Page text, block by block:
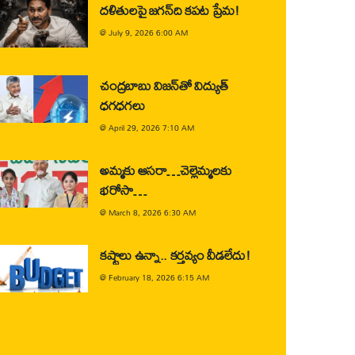
దళితులపై జగన్‌ది కపట ప్రేమ!
@July 9, 2026 6:00 AM
చంద్రబాబు విజన్‌తో విద్యుత్
ధగధగలు
@April 29, 2026 7:10 AM
అమ్మకు ఆసరా…చెల్లెమ్మలకు
భరోసా…
@ March 8, 2026 6:30 AM
కష్టాలు ఉన్నా.. కర్తవ్యం వీడలేదు!
@February 18, 2026 6:15 AM